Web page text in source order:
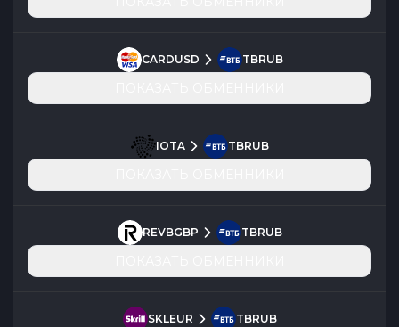
CARDUSD TBRUB
IOTA TBRUB
REVBGBP TBRUB
SKLEUR TBRUB